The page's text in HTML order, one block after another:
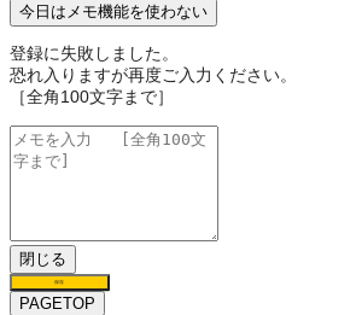
今日はメモ機能を使わない
登録に失敗しました。
恐れ入りますが再度ご入力ください。
［全角100文字まで］
閉じる
保存
PAGETOP